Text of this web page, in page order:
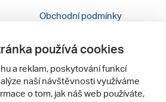
Obchodní podmínky
Verze webu pro PC
používá cookies
a reklam, poskytování funkcí
naší návštěvnosti využíváme
o tom, jak náš web používáte,